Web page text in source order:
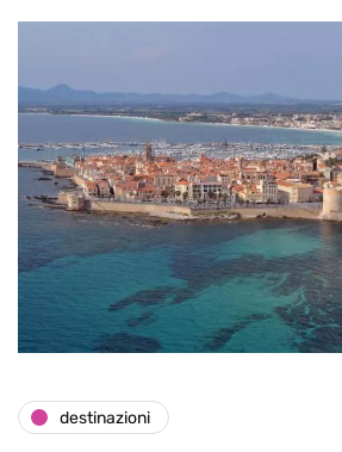
destinazioni